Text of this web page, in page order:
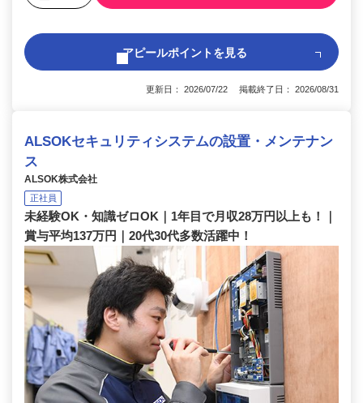
アピールポイントを見る
更新日： 2026/07/22 掲載終了日： 2026/08/31
ALSOKセキュリティシステムの設置・メンテナン
ス
ALSOK株式会社
正社員
未経験OK・知識ゼロOK｜1年目で月収28万円以上も！｜
賞与平均137万円｜20代30代多数活躍中！